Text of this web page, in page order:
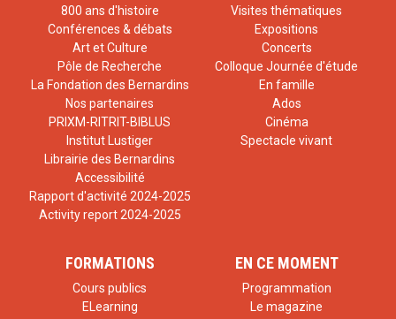
800 ans d'histoire
Conférences & débats
Art et Culture
Pôle de Recherche
La Fondation des Bernardins
Nos partenaires
PRIXM-RITRIT-BIBLUS
Institut Lustiger
Librairie des Bernardins
Accessibilité
Rapport d'activité 2024-2025
Activity report 2024-2025
Visites thématiques
Expositions
Concerts
Colloque Journée d'étude
En famille
Ados
Cinéma
Spectacle vivant
FORMATIONS
Cours publics
ELearning
EN CE MOMENT
Programmation
Le magazine